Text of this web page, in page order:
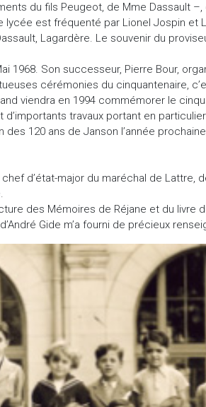
du fils Peugeot, de Mme Dassault
lycée est fréquenté par Lionel Jospin
Lagardère. Le souvenir du
1968. Son successeur, Pierre Bour,
cérémonies du cinquantenaire,
viendra en 1994 commémorer le
travaux portant en
120 ans de Janson l’année
d’état-major du maréchal de Lattre,
des Mémoires de Réjane et du livre
Gide m’a fourni de précieux